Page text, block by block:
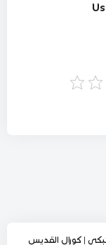
تبكي | كورال القديس